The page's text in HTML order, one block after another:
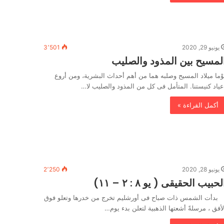
يونيو 29, 2020 3٬501
بين المذود والصليب
ميلاد المسيح وصلبه هما من أهم أحداث البشرية، ومن أروع
كنيستنا. المتأمل فى كل من المذود والصليب لا…
أكمل القراءة »
يونيو 28, 2020 2٬250
الحقيقى ( يو ٨ : ٢ – ١١)
بدأت الشمس ذات صباح فى أورشليم تخرج من خدرها وتعلو فوق
، مرسلةً أشعتها الذهبية لتعلن بدء يوم…